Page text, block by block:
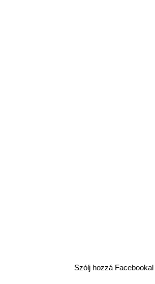
Szólj hozzá Facebookal